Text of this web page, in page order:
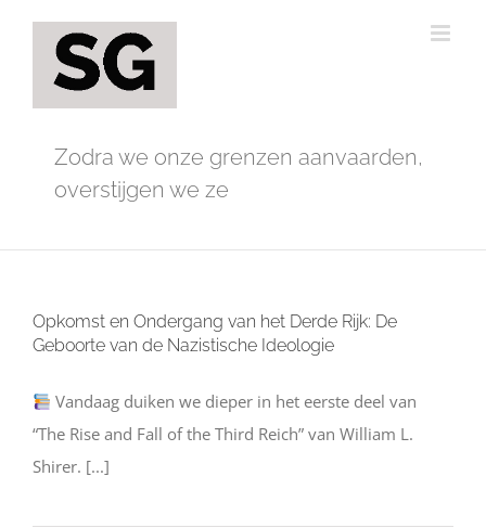
Zodra we onze grenzen aanvaarden,
overstijgen we ze
Opkomst en Ondergang van het Derde Rijk: De
Geboorte van de Nazistische Ideologie
Vandaag duiken we dieper in het eerste deel van
“The Rise and Fall of the Third Reich” van William L.
Shirer. [...]